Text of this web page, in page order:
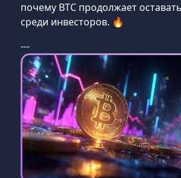
почему BTC продолжает
среди инвесторов. 🔥
---